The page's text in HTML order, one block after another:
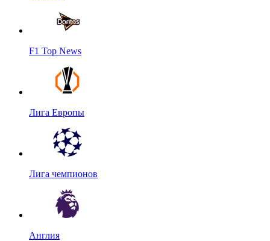
F1 Top News
Лига Европы
Лига чемпионов
Англия